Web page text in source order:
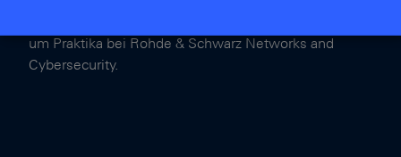
um Praktika bei Rohde & Schwarz Networks and
Cybersecurity.